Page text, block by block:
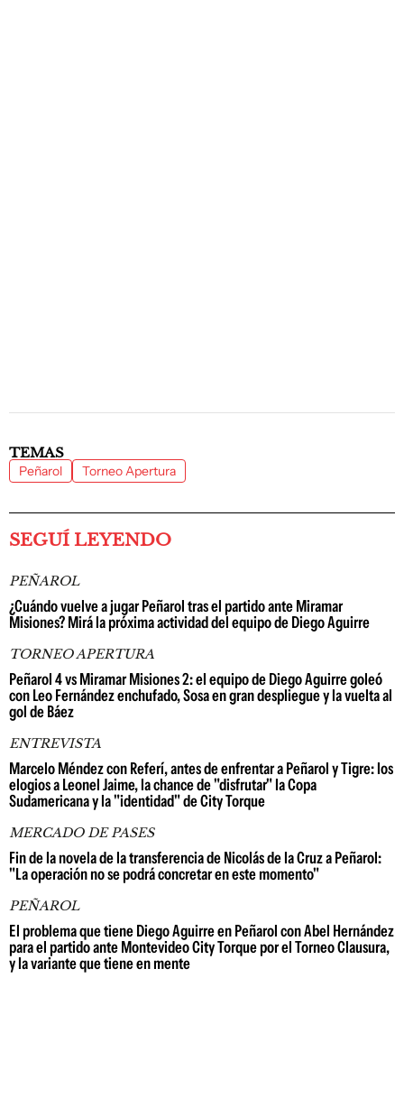
TEMAS
Peñarol Torneo Apertura
SEGUÍ LEYENDO
PEÑAROL
¿Cuándo vuelve a jugar Peñarol tras el partido ante Miramar
Misiones? Mirá la próxima actividad del equipo de Diego Aguirre
TORNEO APERTURA
Peñarol 4 vs Miramar Misiones 2: el equipo de Diego Aguirre goleó
con Leo Fernández enchufado, Sosa en gran despliegue y la vuelta al
gol de Báez
ENTREVISTA
Marcelo Méndez con Referí, antes de enfrentar a Peñarol y Tigre: los
elogios a Leonel Jaime, la chance de "disfrutar" la Copa
Sudamericana y la "identidad" de City Torque
MERCADO DE PASES
Fin de la novela de la transferencia de Nicolás de la Cruz a Peñarol:
"La operación no se podrá concretar en este momento"
PEÑAROL
El problema que tiene Diego Aguirre en Peñarol con Abel Hernández
para el partido ante Montevideo City Torque por el Torneo Clausura,
y la variante que tiene en mente